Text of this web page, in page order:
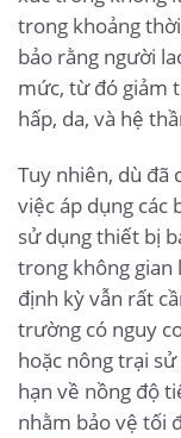
trong khoảng
bảo rằng người
mức, từ đó giảm
hấp, da, và hệ
Tuy nhiên, dù đã
việc áp dụng các
sử dụng thiết bị
trong không gian
định kỳ vẫn rất
trường có nguy
hoặc nông trại
hạn về nồng độ
nhằm bảo vệ tối